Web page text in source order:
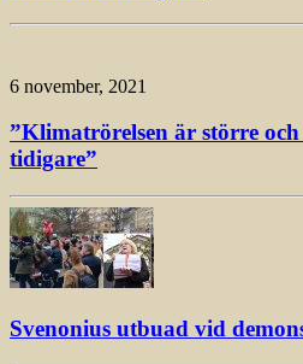
6 november, 2021
”Klimatrörelsen är större
tidigare”
Svenonius utbuad vid